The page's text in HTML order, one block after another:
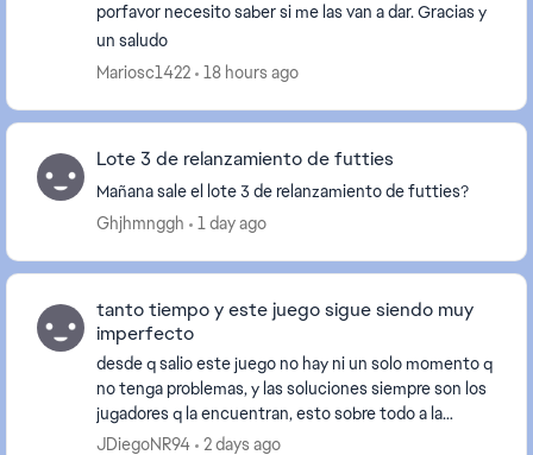
porfavor necesito saber si me las van a dar. Gracias y
un saludo
Mariosc1422
18 hours ago
Lote 3 de relanzamiento de futties
Mañana sale el lote 3 de relanzamiento de futties?
Ghjhmnggh
1 day ago
tanto tiempo y este juego sigue siendo muy
imperfecto
desde q salio este juego no hay ni un solo momento q
no tenga problemas, y las soluciones siempre son los
jugadores q la encuentran, esto sobre todo a la
comunidad que juega en PC, demasiado descuida...
JDiegoNR94 2 days ago